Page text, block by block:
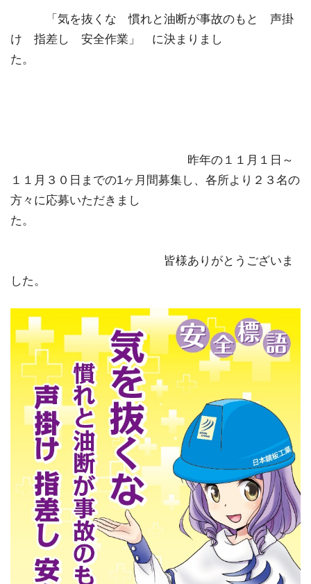
「気を抜くな 慣れと油断が事故のもと 声掛
け 指差し 安全作業」 に決まりまし
た。
昨年の１１月１日～
１１月３０日までの1ヶ月間募集し、各所より２３名の
方々に応募いただきまし
た。
皆様ありがとうございま
した。